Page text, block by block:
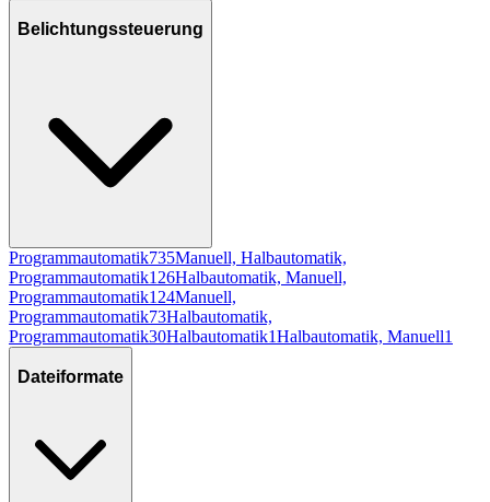
Belichtungssteuerung
Programmautomatik735Manuell, Halbautomatik,
Programmautomatik126Halbautomatik, Manuell,
Programmautomatik124Manuell,
Programmautomatik73Halbautomatik,
Programmautomatik30Halbautomatik1Halbautomatik, Manuell1
Dateiformate